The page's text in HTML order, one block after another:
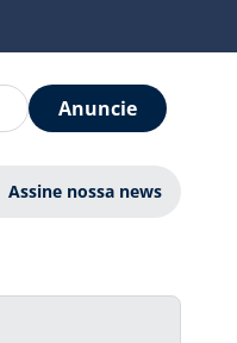
Anuncie
Assine nossa news